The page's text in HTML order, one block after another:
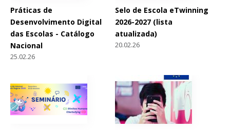
Práticas de
Desenvolvimento Digital
das Escolas - Catálogo
Nacional
25.02.26
Selo de Escola eTwinning
2026-2027 (lista
atualizada)
20.02.26